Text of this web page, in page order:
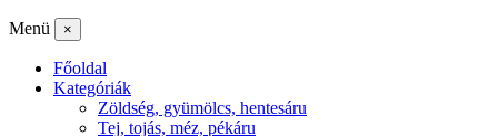
Menü ×
Főoldal
Kategóriák
Zöldség, gyümölcs, hentesáru
Tej, tojás, méz, pékáru